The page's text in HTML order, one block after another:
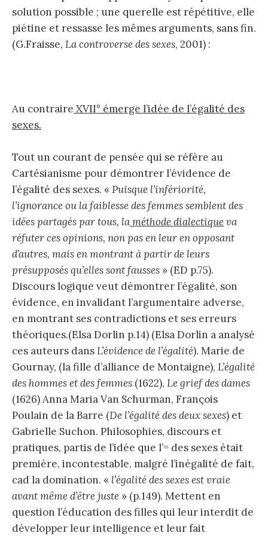
solution possible ; une querelle est répétitive, elle
piétine et ressasse les mêmes arguments, sans fin.
(G.Fraisse, La controverse des sexes, 2001) :
Au contraire XVII° émerge l’idée de l’égalité des
sexes.
Tout un courant de pensée qui se réfère au
Cartésianisme pour démontrer l’évidence de
l’égalité des sexes. « Puisque l’infériorité,
l’ignorance ou la faiblesse des femmes semblent des
idées partagés par tous, laméthode dialectiqueva
réfuter ces opinions, non pas en leur en opposant
d’autres, mais en montrant à partir de leurs
présupposés qu’elles sont fausses » (ED p.75).
Discours logique veut démontrer l’égalité, son
évidence, en invalidant l’argumentaire adverse,
en montrant ses contradictions et ses erreurs
théoriques.(Elsa Dorlin p.14) (Elsa Dorlin a analysé
ces auteurs dansL’évidence de l’égalité). Marie de
Gournay, (la fille d’alliance de Montaigne), L’égalité
des hommes et des femmes (1622), Le grief des dames
(1626) Anna Maria Van Schurman, François
Poulain de la Barre (De l’égalité des deux sexes) et
Gabrielle Suchon. Philosophies, discours et
pratiques, partis de l’idée que l’= des sexes était
première, incontestable, malgré l’inégalité de fait,
cad la domination. « l’égalité des sexes est vraie
avant même d’être juste » (p.149). Mettent en
question l’éducation des filles qui leur interdit de
développer leur intelligence et leur fait